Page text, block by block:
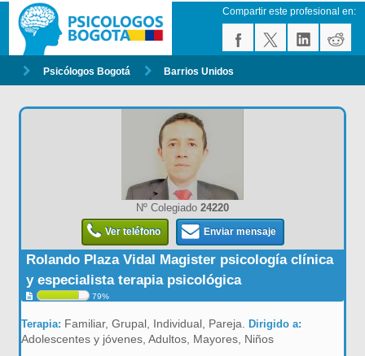
Compartir este profesional en:
Psicólogos Bogotá Barrios Unidos
Nº Colegiado 24220
Ver teléfono Enviar mensaje
Rolando Plaza Vidal Magister psicología clínica
y especialista terapia psicológica
79%
Terapia: Familiar, Grupal, Individual, Pareja.Dirigido a:
Adolescentes y jóvenes, Adultos, Mayores, Niños